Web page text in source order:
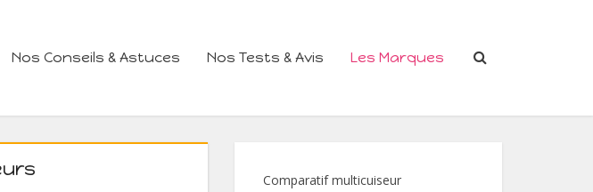
Nos Conseils & Astuces Nos Tests & Avis Les Marques
Comparatif multicuiseur